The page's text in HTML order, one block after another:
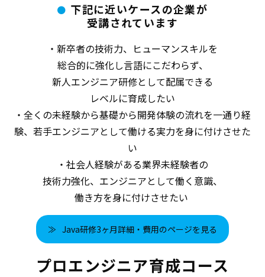
下記に近いケースの企業が
受講されています
・新卒者の技術力、ヒューマンスキルを
総合的に強化し言語にこだわらず、
新人エンジニア研修として配属できる
レベルに育成したい
・全くの未経験から基礎から開発体験の流れを一通り経
験、若手エンジニアとして働ける実力を身に付けさせた
い
・社会人経験がある業界未経験者の
技術力強化、エンジニアとして働く意識、
働き方を身に付けさせたい
Java研修3ヶ月詳細・費用のページを見る
プロエンジニア育成コース